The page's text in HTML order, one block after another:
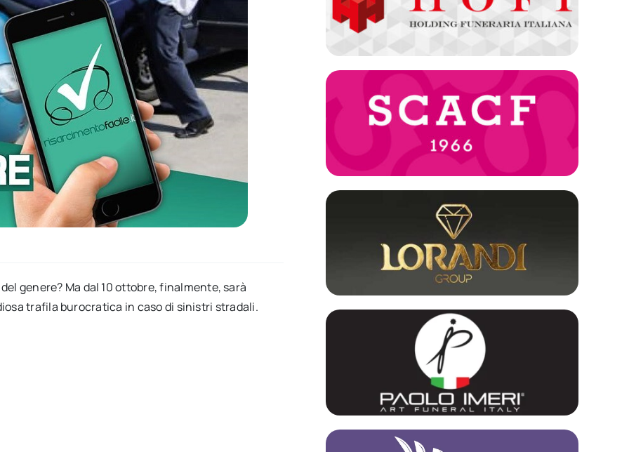
genere? Ma dal 10 ottobre, finalmente, sarà
trafila burocratica in caso di sinistri stradali.